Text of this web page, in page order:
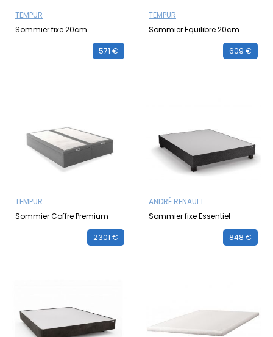
TEMPUR
Sommier fixe 20cm
571 €
TEMPUR
Sommier Équilibre 20cm
609 €
TEMPUR
Sommier Coffre Premium
2 301 €
ANDRÉ RENAULT
Sommier fixe Essentiel
848 €